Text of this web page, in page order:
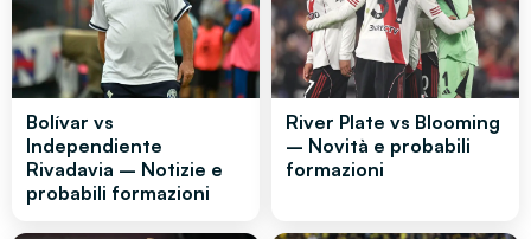
Bolívar vs
Independiente
Rivadavia – Notizie e
probabili formazioni
River Plate vs Blooming
– Novità e probabili
formazioni